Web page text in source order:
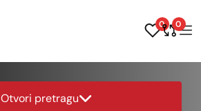
0 0
Otvori pretragu